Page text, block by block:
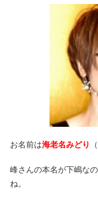
お名前は海老名みどり
峰さんの本名が下嶋な
ね。